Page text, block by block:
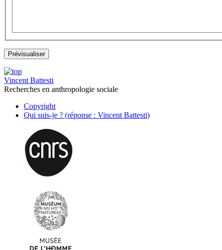
Vincent Battesti
Recherches en anthropologie sociale
Copyright
Qui suis-je ? (réponse : Vincent Battesti)